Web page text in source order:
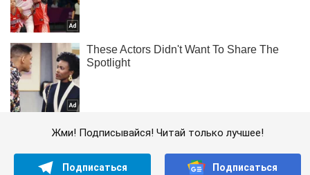
Жми! Подписывайся! Читай только лучшее!
Подписаться Подписаться